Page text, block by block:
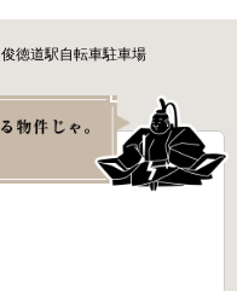
ご契約の流れ
駐輪場オーナー様へ
俊徳道駅自転車駐車場